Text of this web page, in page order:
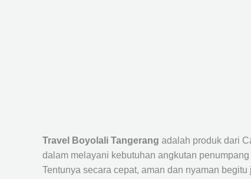
Travel Boyolali Tangerang adalah produk dari
dalam melayani kebutuhan angkutan
Tentunya secara cepat, aman dan nyaman